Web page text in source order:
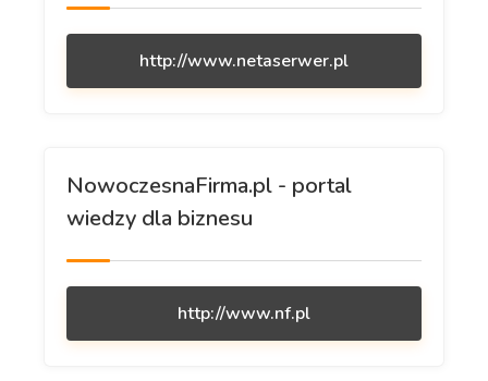
http://www.netaserwer.pl
NowoczesnaFirma.pl - portal
wiedzy dla biznesu
http://www.nf.pl